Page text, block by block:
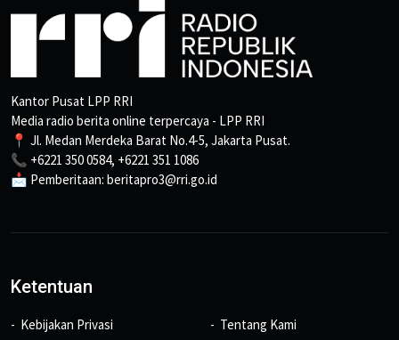
Kantor Pusat LPP RRI
Media radio berita online terpercaya - LPP RRI
📍 Jl. Medan Merdeka Barat No.4-5, Jakarta Pusat.
📞 +6221 350 0584, +6221 351 1086
📩 Pemberitaan: beritapro3@rri.go.id
Ketentuan
Kebijakan Privasi
Tentang Kami